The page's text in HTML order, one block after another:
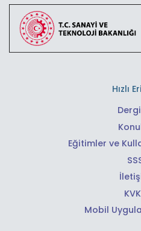
Hızlı
Eğitimler ve
Mobil